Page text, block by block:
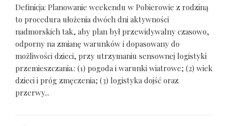
Definicja: Planowanie weekendu w Pobierowie z rodziną
to procedura ułożenia dwóch dni aktywności
nadmorskich tak, aby plan był przewidywalny czasowo,
odporny na zmianę warunków i dopasowany do
możliwości dzieci, przy utrzymaniu sensownej logistyki
przemieszczania.: (1) pogoda i warunki wiatrowe; (2) wiek
dzieci i próg zmęczenia; (3) logistyka dojść oraz
przerwy...